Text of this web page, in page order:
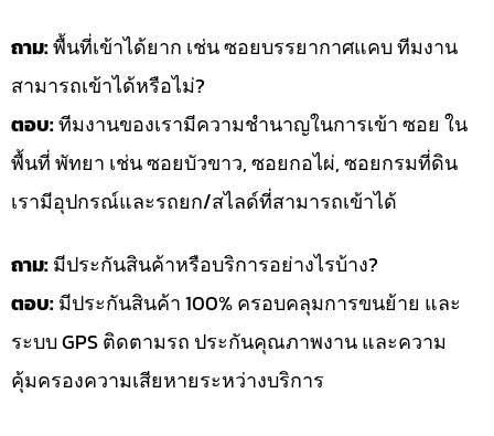
ถาม:พื้นที่เข้าได้ยาก เช่น ซอยบรรยากาศแคบ ทีมงาน
สามารถเข้าได้หรือไม่?
ตอบ:ทีมงานของเรามีความชำนาญในการเข้า ซอย ใน
พื้นที่ พัทยา เช่น ซอยบัวขาว, ซอยกอไผ่, ซอยกรมที่ดิน
เรามีอุปกรณ์และรถยก/สไลด์ที่สามารถเข้าได้
ถาม:มีประกันสินค้าหรือบริการอย่างไรบ้าง?
ตอบ:มีประกันสินค้า 100% ครอบคลุมการขนย้าย และ
ระบบ GPS ติดตามรถ ประกันคุณภาพงาน และความ
คุ้มครองความเสียหายระหว่างบริการ